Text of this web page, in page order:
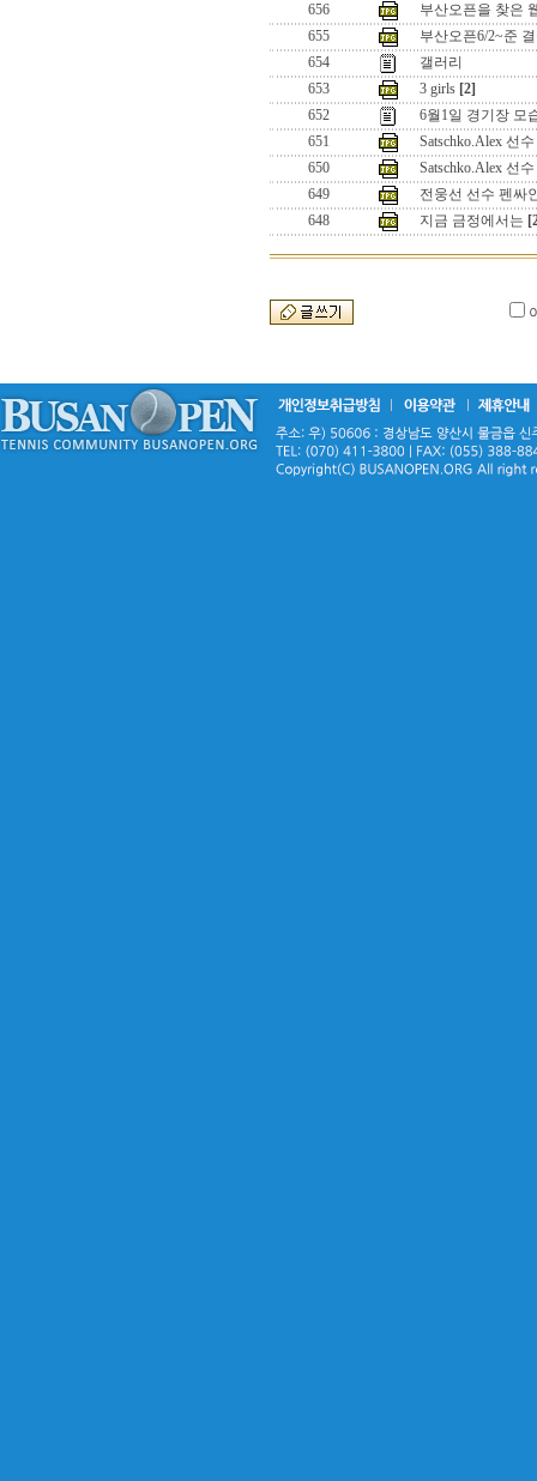
656
부산오픈을 찾은
655
부산오픈6/2~준
654
갤러리
653
3 girls [2]
652
6월1일 경기장 모
651
Satschko.Alex 선수
650
Satschko.Alex 선수
649
전웅선 선수 펜싸
648
지금 금정에서는